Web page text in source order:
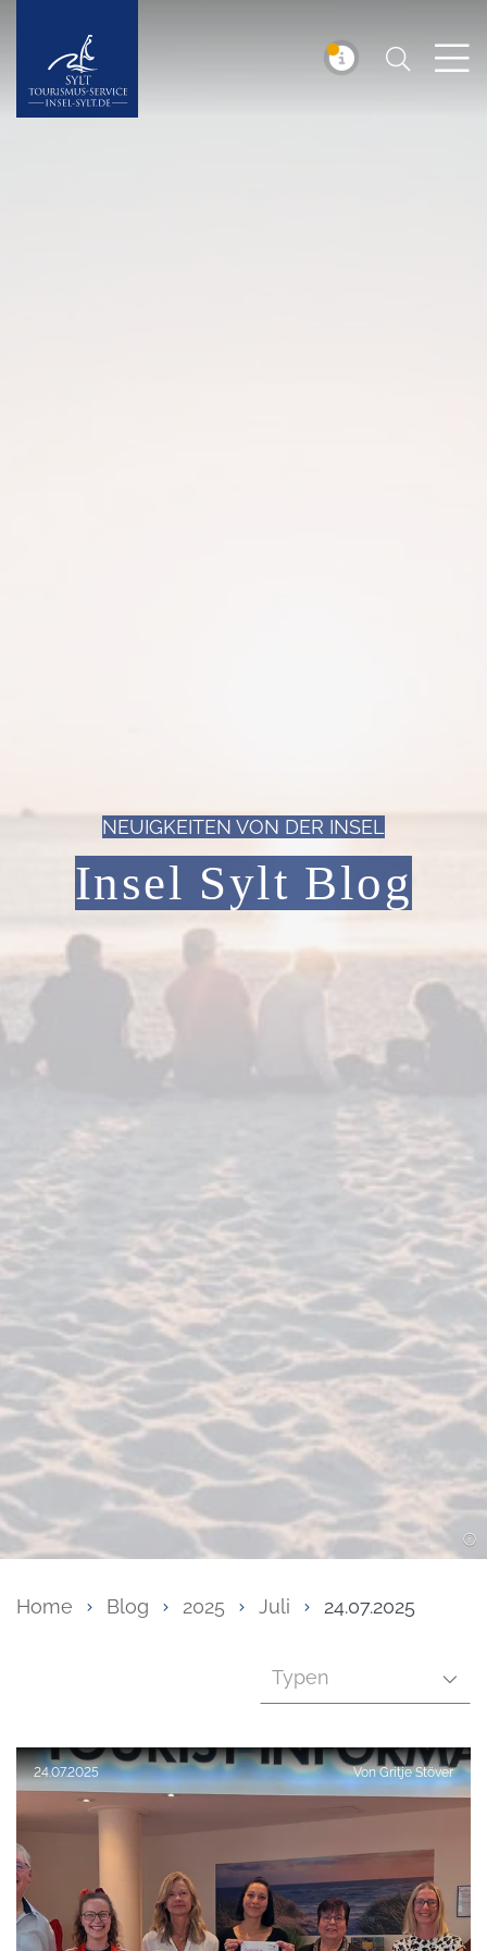
Insel Sylt Suchen
NEUIGKEITEN VON DER INSEL
Insel Sylt Blog
Home Blog 2025 Juli 24.07.2025
Typen
Veröffentlicht am:
24.07.2025 VonGritje Stöver